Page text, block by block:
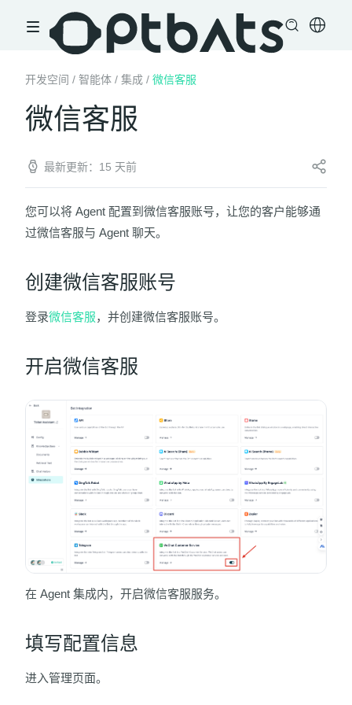
开发空间 / 智能体 / 集成 / 微信客服
微信客服
最新更新：15 天前
您可以将 Agent 配置到微信客服账号，让您的客户能够通
过微信客服与 Agent 聊天。
创建微信客服账号
登录微信客服，并创建微信客服账号。
开启微信客服
在 Agent 集成内，开启微信客服服务。
填写配置信息
进入管理页面。